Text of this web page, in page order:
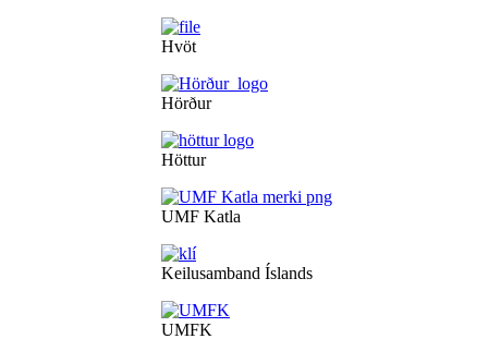
Hvöt
Hörður
Höttur
UMF Katla
Keilusamband Íslands
UMFK